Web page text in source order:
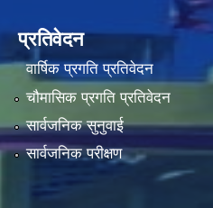
प्रतिवेदन
वार्षिक प्रगति प्रतिवेदन
चौमासिक प्रगति प्रतिवेदन
सार्वजनिक सुनुवाई
सार्वजनिक परीक्षण